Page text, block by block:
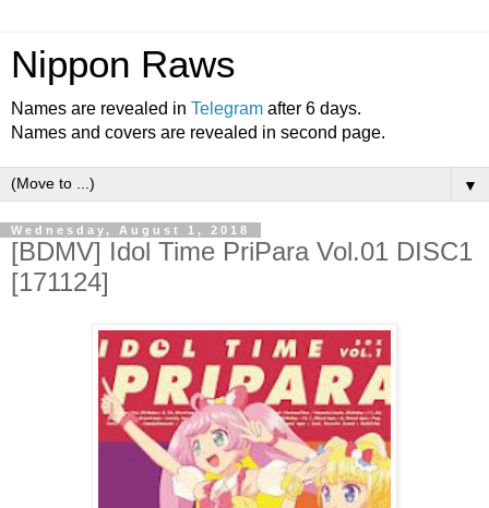
Nippon Raws
Names are revealed in Telegram after 6 days.
Names and covers are revealed in second page.
▼
Wednesday, August 1, 2018
[BDMV] Idol Time PriPara Vol.01 DISC1
[171124]